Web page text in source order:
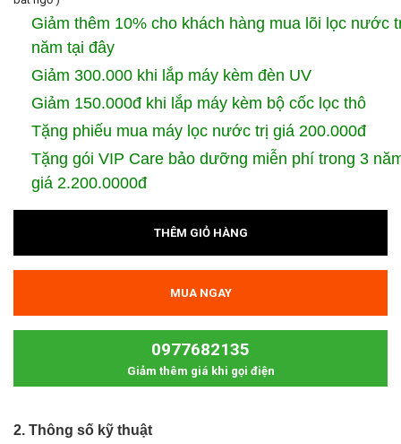
Giảm thêm 10% cho khách hàng mua lõi lọc nước
năm tại đây
Giảm 300.000 khi lắp máy kèm đèn UV
Giảm 150.000đ khi lắp máy kèm bộ cốc lọc thô
Tặng phiếu mua máy lọc nước trị giá 200.000đ
Tặng gói VIP Care bảo dưỡng miễn phí trong 3
giá 2.200.0000đ
THÊM GIỎ HÀNG
MUA NGAY
0977682135
Giảm thêm giá khi gọi điện
2. Thông số kỹ thuật